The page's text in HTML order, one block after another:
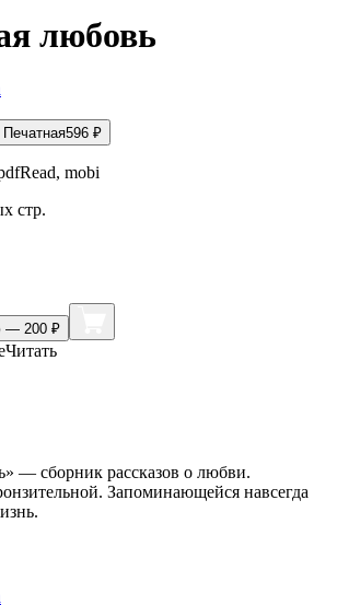
любовь
Печатная596 ₽
mobi
стр.
— 200 ₽
Читать
— сборник рассказов о любви.
Запоминающейся навсегда